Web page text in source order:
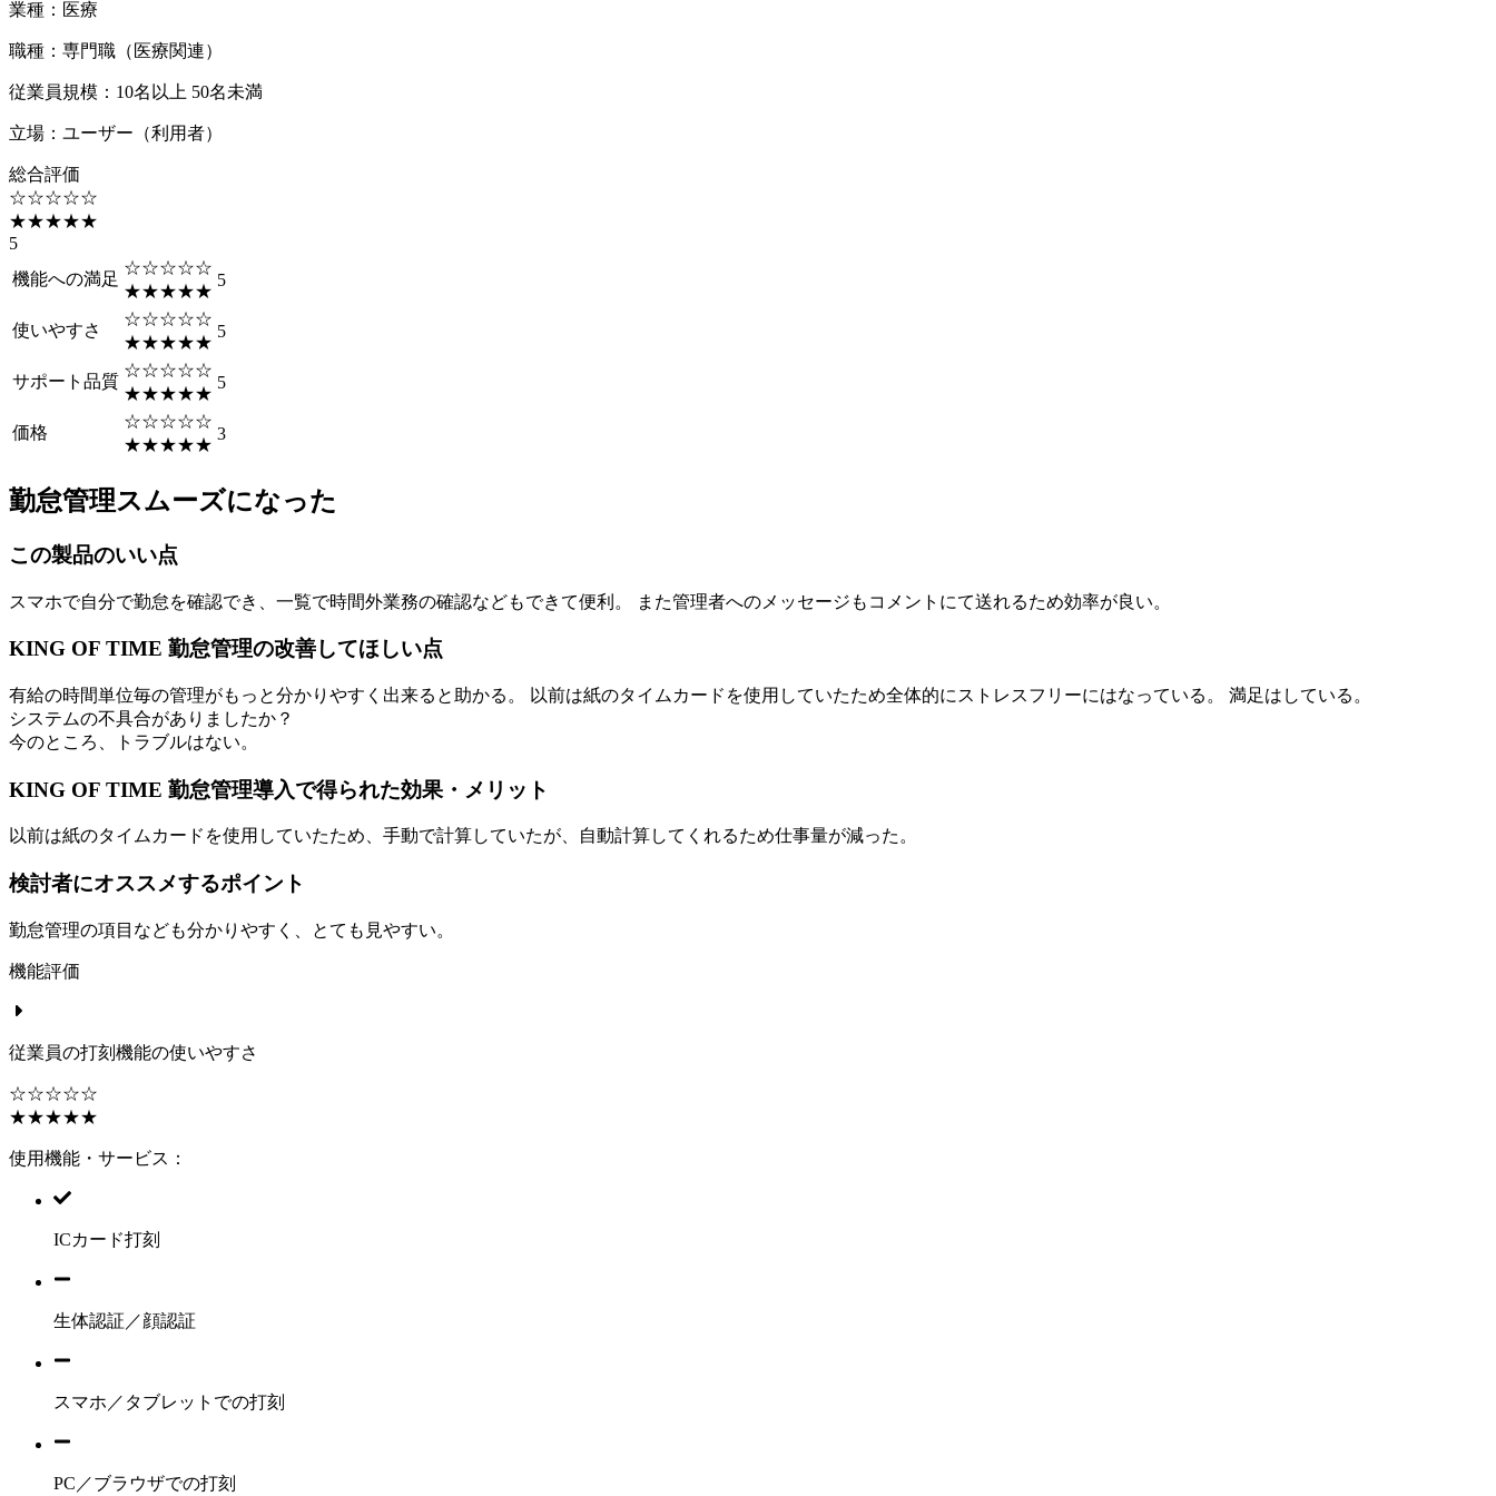
業種 ： 医療
職種 ： 専門職（医療関連）
従業員規模 ： 10名以上 50名未満
立場 ： ユーザー（利用者）
総合評価
☆☆☆☆☆
★★★★★
5
機能への満足
☆☆☆☆☆
★★★★★
5
使いやすさ
☆☆☆☆☆
★★★★★
5
サポート品質
☆☆☆☆☆
★★★★★
5
価格
☆☆☆☆☆
★★★★★
3
勤怠管理スムーズになった
この製品のいい点
スマホで自分で勤怠を確認でき、一覧で時間外業務の確認などもできて便利。 また管理者へのメッセージもコメントにて送れるため効率が良い。
KING OF TIME 勤怠管理の改善してほしい点
有給の時間単位毎の管理がもっと分かりやすく出来ると助かる。 以前は紙のタイムカードを使用していたため全体的にストレスフリーにはなっている。 満足はしている。
システムの不具合がありましたか？
今のところ、トラブルはない。
KING OF TIME 勤怠管理導入で得られた効果・メリット
以前は紙のタイムカードを使用していたため、手動で計算していたが、自動計算してくれるため仕事量が減った。
検討者にオススメするポイント
勤怠管理の項目なども分かりやすく、とても見やすい。
機能評価
従業員の打刻機能の使いやすさ
☆☆☆☆☆
★★★★★
使用機能・サービス：
ICカード打刻
生体認証／顔認証
スマホ／タブレットでの打刻
PC／ブラウザでの打刻